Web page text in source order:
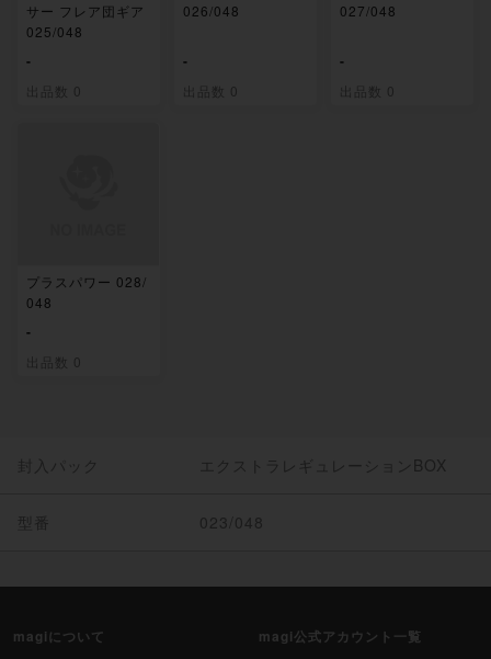
サー フレア団ギア
025/048
-
出品数 0
026/048
-
出品数 0
027/048
-
出品数 0
プラスパワー 028/
048
-
出品数 0
封入パック エクストラレギュレーションBOX
型番 023/048
magiについて magi公式アカウント一覧